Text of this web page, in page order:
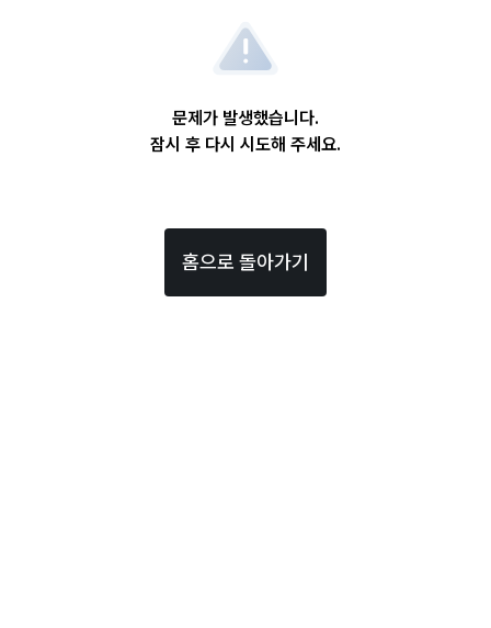
문제가 발생했습니다.
잠시 후 다시 시도해 주세요.
홈으로 돌아가기